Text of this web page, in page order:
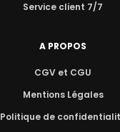
Service client 7/7
A PROPOS
CGV et CGU
Mentions Légales
Politique de